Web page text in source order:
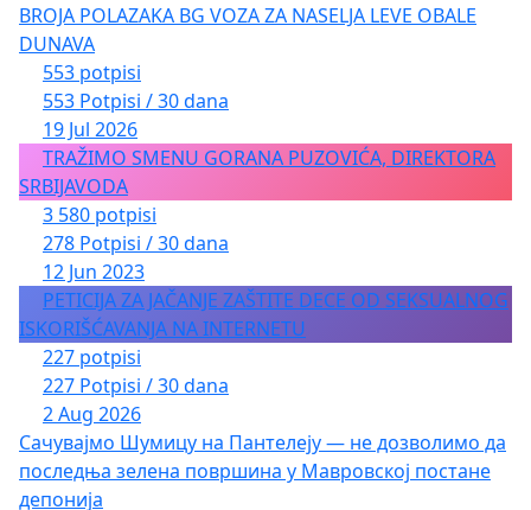
BROJA POLAZAKA BG VOZA ZA NASELJA LEVE OBALE
DUNAVA
553 potpisi
553 Potpisi / 30 dana
19 Jul 2026
TRAŽIMO SMENU GORANA PUZOVIĆA, DIREKTORA
SRBIJAVODA
3 580 potpisi
278 Potpisi / 30 dana
12 Jun 2023
PETICIJA ZA JAČANJE ZAŠTITE DECE OD SEKSUALNOG
ISKORIŠĆAVANJA NA INTERNETU
227 potpisi
227 Potpisi / 30 dana
2 Aug 2026
Сачувајмо Шумицу на Пантелеју — не дозволимо да
последња зелена површина у Мавровској постане
депонија